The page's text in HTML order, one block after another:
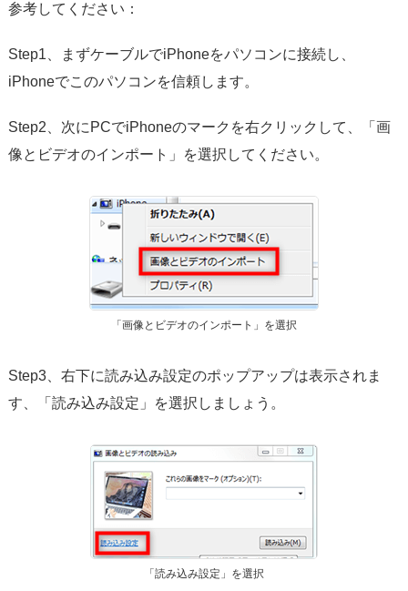
参考してください：
Step1、まずケーブルでiPhoneをパソコンに接続し、
iPhoneでこのパソコンを信頼します。
Step2、次にPCでiPhoneのマークを右クリックして、「画
像とビデオのインポート」を選択してください。
「画像とビデオのインポート」を選択
Step3、右下に読み込み設定のポップアップは表示されま
す、「読み込み設定」を選択しましょう。
「読み込み設定」を選択